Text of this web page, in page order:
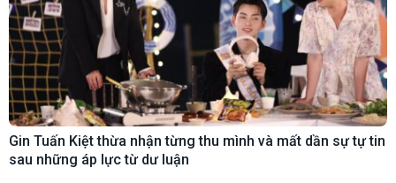
Gin Tuấn Kiệt thừa nhận từng thu mình và mất dần sự tự tin
sau những áp lực từ dư luận